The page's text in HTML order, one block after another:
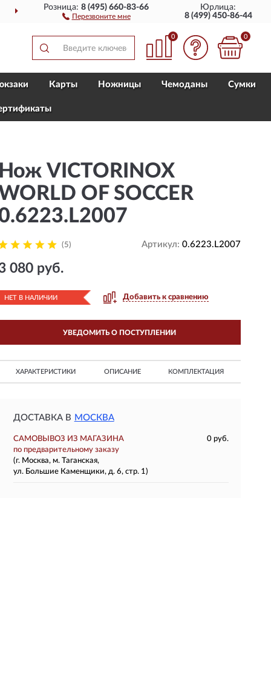
ДОСТАВИМПО ВСЕЙ РОССИИ
Розница:8 (495) 660-83-66
Перезвоните мне
Юрлица:
8 (499) 450-86-44
0 0
Карты Ножницы Чемоданы Сумки
Нож VICTORINOX
OF SOCCER
(5) Артикул: 0.6223.L2007
080 руб.
НЕТ В НАЛИЧИИ Добавить к сравнению
УВЕДОМИТЬ О ПОСТУПЛЕНИИ
ХАРАКТЕРИСТИКИ ОПИСАНИЕ КОМПЛЕКТАЦИЯ
ДОСТАВКА В МОСКВА
САМОВЫВОЗ ИЗ МАГАЗИНА
0 руб.
по предварительному заказу
(г. Москва, м. Таганская,
ул. Большие Каменщики, д. 6, стр. 1)